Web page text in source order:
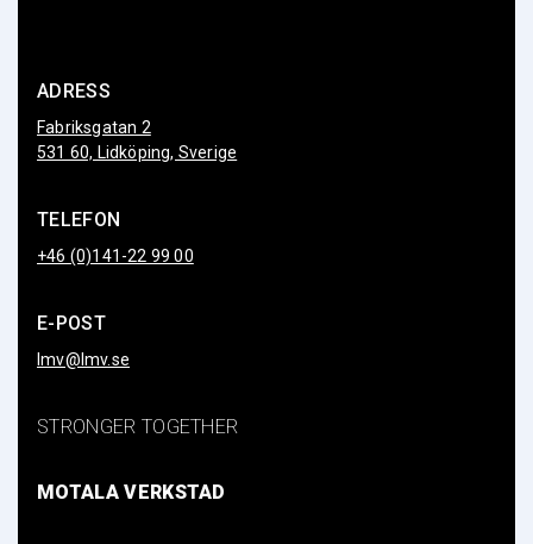
ADRESS
Fabriksgatan 2
531 60, Lidköping, Sverige
TELEFON
+46 (0)141-22 99 00
E-POST
lmv@lmv.se
STRONGER TOGETHER
MOTALA VERKSTAD